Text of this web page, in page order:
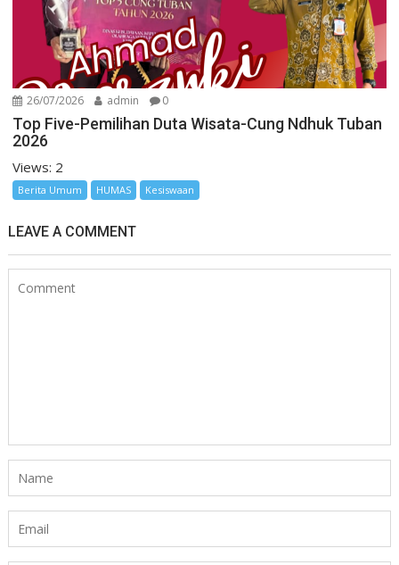
26/07/2026 admin 0
Top Five-Pemilihan Duta Wisata-Cung Ndhuk Tuban
2026
Views: 2
Berita Umum HUMAS Kesiswaan
LEAVE A COMMENT